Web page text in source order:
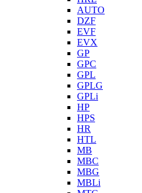
AUTO
DZF
EVF
EVX
GP
GPC
GPL
GPLG
GPLi
HP
HPS
HR
HTL
MB
MBC
MBG
MBLi